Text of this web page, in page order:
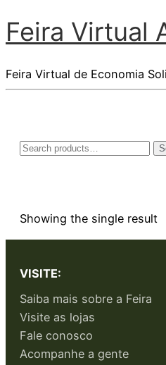
Feira Virtual
Feira Virtual de Economia
Showing the single result
VISITE:
Saiba mais sobre a Feira
Visite as lojas
Fale conosco
Acompanhe a gente